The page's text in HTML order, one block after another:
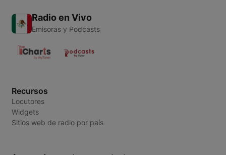
Radio en Vivo
Emisoras y Podcasts
Recursos
Locutores
Widgets
Sitios web de radio por país